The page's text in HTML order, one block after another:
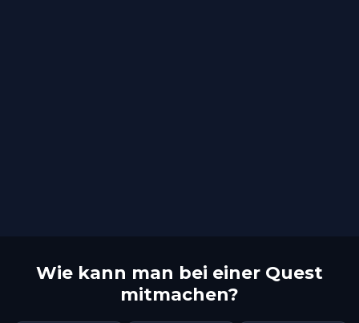
Wie kann man bei einer Quest
mitmachen?